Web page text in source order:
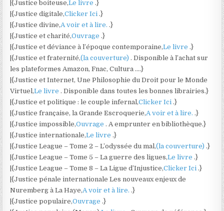
|{Justice boiteuse,Le livre.}
|{Justice digitale,Clicker Ici.}
|{Justice divine,A voir et à lire..}
|{Justice et charité,Ouvrage.}
|{Justice et déviance à l’époque contemporaine,Le livre.}
|{Justice et fraternité,(la couverture). Disponible à l’achat sur
les plateformes Amazon, Fnac, Cultura ….}
|{Justice et Internet, Une Philosophie du Droit pour le Monde
Virtuel,Le livre. Disponible dans toutes les bonnes librairies.}
|{Justice et politique : le couple infernal,Clicker Ici.}
|{Justice française, la Grande Escroquerie,A voir et à lire..}
|{Justice impossible,Ouvrage. A emprunter en bibliothèque.}
|{Justice internationale,Le livre.}
|{Justice League – Tome 2 – L’odyssée du mal,(la couverture).}
|{Justice League – Tome 5 – La guerre des ligues,Le livre.}
|{Justice League – Tome 8 – La Ligue d’Injustice,Clicker Ici.}
|{Justice pénale internationale Les nouveaux enjeux de
Nuremberg à La Haye,A voir et à lire..}
|{Justice populaire,Ouvrage.}